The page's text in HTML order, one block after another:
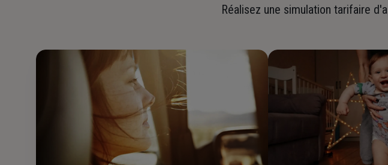
Réalisez une simulation tarifaire